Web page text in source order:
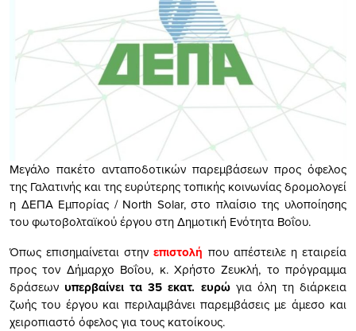
Μεγάλο πακέτο ανταποδοτικών παρεμβάσεων προς όφελος
της Γαλατινής και της ευρύτερης τοπικής κοινωνίας δρομολογεί
η ΔΕΠΑ Εμπορίας / North Solar, στο πλαίσιο της υλοποίησης
του φωτοβολταϊκού έργου στη Δημοτική Ενότητα Βοΐου.
Όπως επισημαίνεται στηνεπιστολή που απέστειλε η εταιρεία
προς τον Δήμαρχο Βοΐου, κ. Χρήστο Ζευκλή, το πρόγραμμα
δράσεων υπερβαίνει τα 35 εκατ. ευρώγια όλη τη διάρκεια
ζωής του έργου και περιλαμβάνει παρεμβάσεις με άμεσο και
χειροπιαστό όφελος για τους κατοίκους.